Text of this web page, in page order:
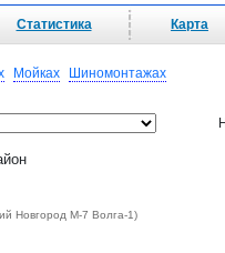
Статистика Карта
Мойках Шиномонтажах
Новгород М-7 Волга-1)